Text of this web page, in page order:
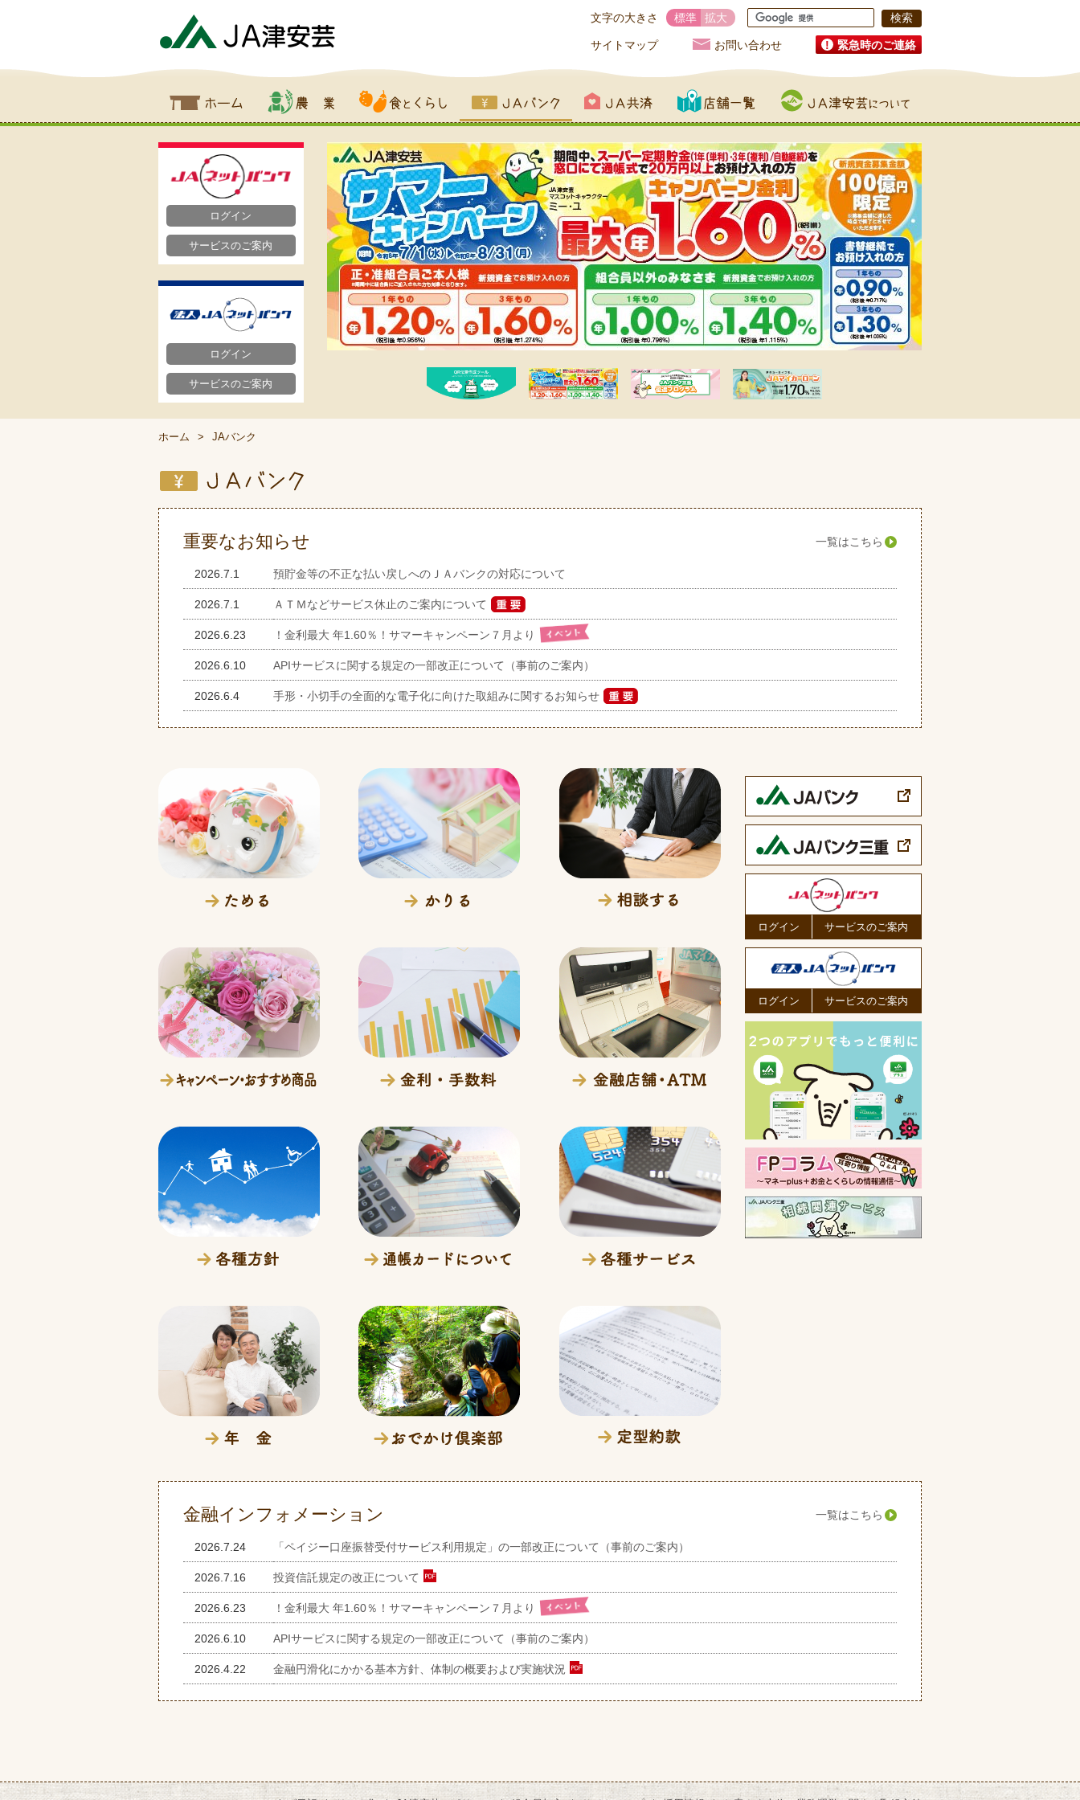
ホーム 農業 食とくらし JAバンク JA共済 店舗一覧 JA津安芸について
文字の大きさ 標準 拡大
サイトマップ お問い合わせ 緊急時のご連絡
ログイン
サービスのご案内
ログイン
サービスのご案内
ホーム JAバンク
重要なお知らせ 一覧はこちら
2026.7.1 預貯金等の不正な払い戻しへのＪＡバンクの対応について
2026.7.1 ＡＴＭなどサービス休止のご案内について
2026.6.23 ！金利最大 年1.60％！サマーキャンペーン７月より
2026.6.10 APIサービスに関する規定の一部改正について（事前のご案内）
2026.6.4 手形・小切手の全面的な電子化に向けた取組みに関するお知らせ
ログイン サービスのご案内
ログイン サービスのご案内
金融インフォメーション 一覧はこちら
2026.7.24 「ペイジー口座振替受付サービス利用規定」の一部改正について（事前のご案内）
2026.7.16 投資信託規定の改正について
2026.6.23 ！金利最大 年1.60％！サマーキャンペーン７月より
2026.6.10 APIサービスに関する規定の一部改正について（事前のご案内）
2026.4.22 金融円滑化にかかる基本方針、体制の概要および実施状況